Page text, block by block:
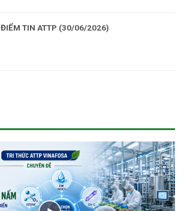
ĐIỂM TIN ATTP (30/06/2026)